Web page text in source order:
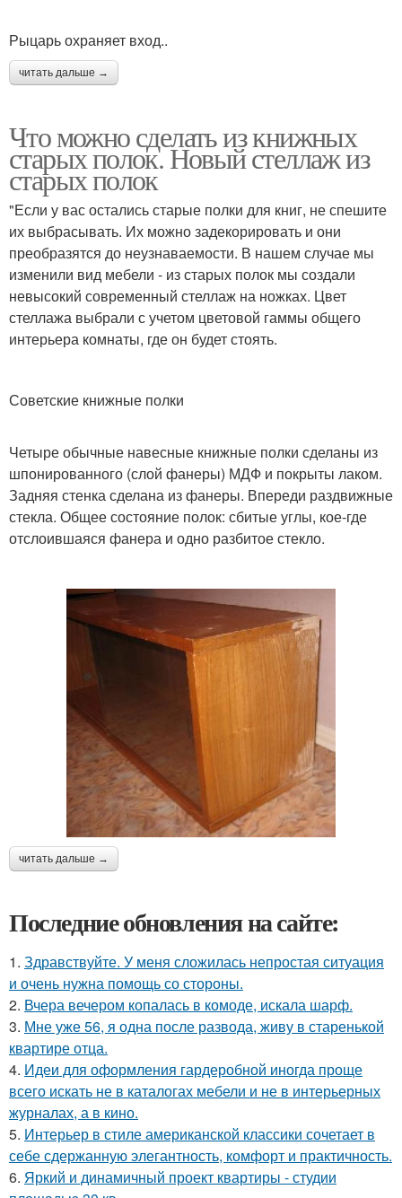
Рыцарь охраняет вход..
читать дальше →
Что можно сделать из книжных
старых полок. Новый стеллаж из
старых полок
"Если у вас остались старые полки для книг, не спешите
их выбрасывать. Их можно задекорировать и они
преобразятся до неузнаваемости. В нашем случае мы
изменили вид мебели - из старых полок мы создали
невысокий современный стеллаж на ножках. Цвет
стеллажа выбрали с учетом цветовой гаммы общего
интерьера комнаты, где он будет стоять.
Советские книжные полки
Четыре обычные навесные книжные полки сделаны из
шпонированного (слой фанеры) МДФ и покрыты лаком.
Задняя стенка сделана из фанеры. Впереди раздвижные
стекла. Общее состояние полок: сбитые углы, кое-где
отслоившаяся фанера и одно разбитое стекло.
читать дальше →
Последние обновления на сайте:
1. Здравствуйте. У меня сложилась непростая ситуация
и очень нужна помощь со стороны.
2. Вчера вечером копалась в комоде, искала шарф.
3. Мне уже 56, я одна после развода, живу в старенькой
квартире отца.
4. Идеи для оформления гардеробной иногда проще
всего искать не в каталогах мебели и не в интерьерных
журналах, а в кино.
5. Интерьер в стиле американской классики сочетает в
себе сдержанную элегантность, комфорт и практичность.
6. Яркий и динамичный проект квартиры - студии